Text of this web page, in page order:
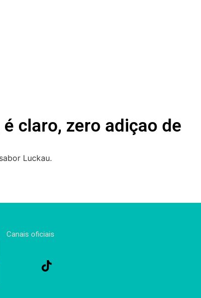
claro, zero adiçao de
Luckau.
Canais oficiais